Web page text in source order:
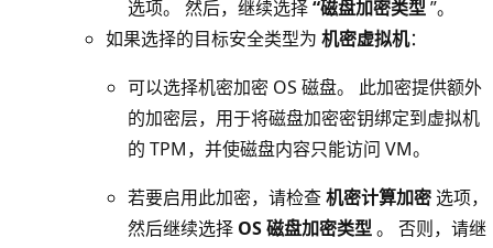
选项。 然后，继续选择“磁盘加密类型”。
如果选择的目标安全类型为 机密虚拟机：
可以选择机密加密 OS 磁盘。 此加密提供额外
的加密层，用于将磁盘加密密钥绑定到虚拟机
的 TPM，并使磁盘内容只能访问 VM。
若要启用此加密，请检查机密计算加密选项，
然后继续选择 OS 磁盘加密类型。 否则，请继